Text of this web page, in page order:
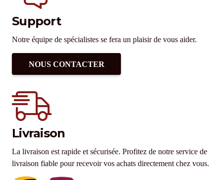
Support
Notre équipe de spécialistes se fera un plaisir de vous aider.
NOUS CONTACTER
Livraison
La livraison est rapide et sécurisée. Profitez de notre service de
livraison fiable pour recevoir vos achats directement chez vous.